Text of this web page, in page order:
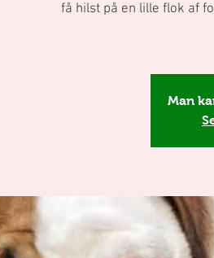
få hilst på en lille flok af
Man